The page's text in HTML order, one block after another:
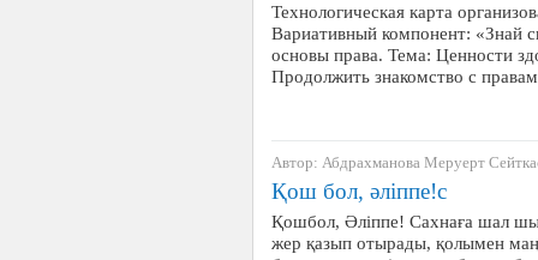
Технологическая карта
Вариативный компонент: «Знай
основы права. Тема: Ценности
Продолжить знакомство с
Автор: Абдрахманова Меруерт
Қош бол, әліппе!с
Қошбол, Әліппе! Сахнаға шал
жер қазып отырады, қолымен